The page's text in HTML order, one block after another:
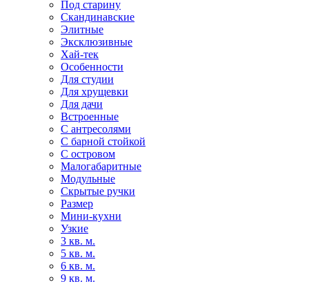
Под старину
Скандинавские
Элитные
Эксклюзивные
Хай-тек
Особенности
Для студии
Для хрущевки
Для дачи
Встроенные
С антресолями
С барной стойкой
С островом
Малогабаритные
Модульные
Скрытые ручки
Размер
Мини-кухни
Узкие
3 кв. м.
5 кв. м.
6 кв. м.
9 кв. м.